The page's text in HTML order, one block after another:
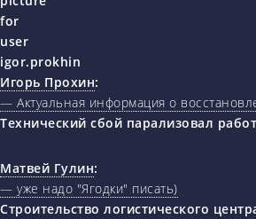
Игорь Прохин:
— Актуальная информация о
Технический сбой парализовал
Матвей Гулин:
— уже надо "Ягодки" писать)
Строительство логистического